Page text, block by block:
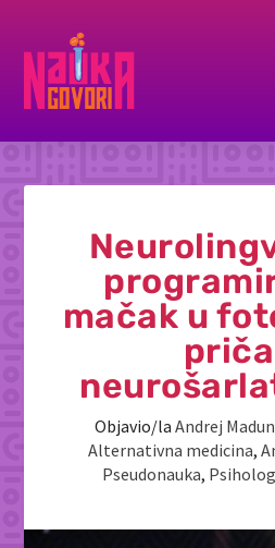
mačak u
Objavio/la Andrej
Alternativna medicina,
Pseudonauka,